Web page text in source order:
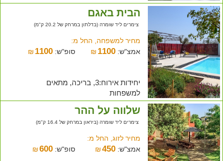
הבית באגם
צימרים ליד שומרה (בדלתון במרחק של 20.2 ק"מ)
מחיר למשפחה, החל מ:
אמצ"ש:
₪ 1100 סופ"ש: ₪ 1100
יחידות אירוח:3, בריכה, מתאים
למשפחות
שלווה על ההר
צימרים ליד שומרה (ביראון במרחק של 16.4 ק"מ)
מחיר לזוג, החל מ:
אמצ"ש:
₪450 סופ"ש: ₪ 600